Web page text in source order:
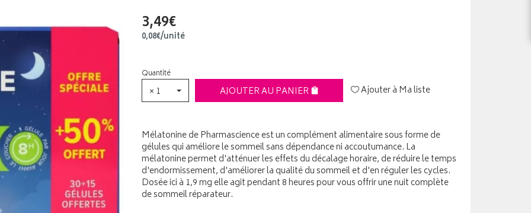
3,49€
0,08€/unité
Quantité
× 1 AJOUTER AU PANIER Ajouter à Ma liste
Mélatonine de Pharmascience est un complément alimentaire sous forme de
gélules qui améliore le sommeil sans dépendance ni accoutumance. La
mélatonine permet d'atténuer les effets du décalage horaire, de réduire le temps
d'endormissement, d'améliorer la qualité du sommeil et d'en réguler les cycles.
Dosée ici à 1,9 mg elle agit pendant 8 heures pour vous offrir une nuit complète
de sommeil réparateur.